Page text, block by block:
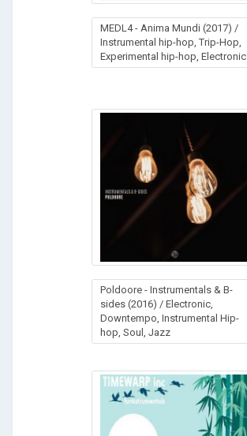
MEDL4 - Anima Mundi (2017) /
Instrumental hip-hop, Trip-Hop,
Experimental hip-hop, Electronic
Poldoore - Instrumentals & B-
sides (2016) / Electronic,
Downtempo, Instrumental Hip-
hop, Soul, Jazz